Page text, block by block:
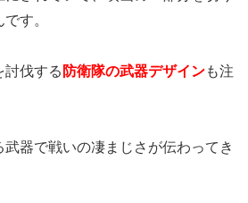
す。
討伐する 防衛隊の武器デザインも注
器で戦いの凄まじさが伝わってき